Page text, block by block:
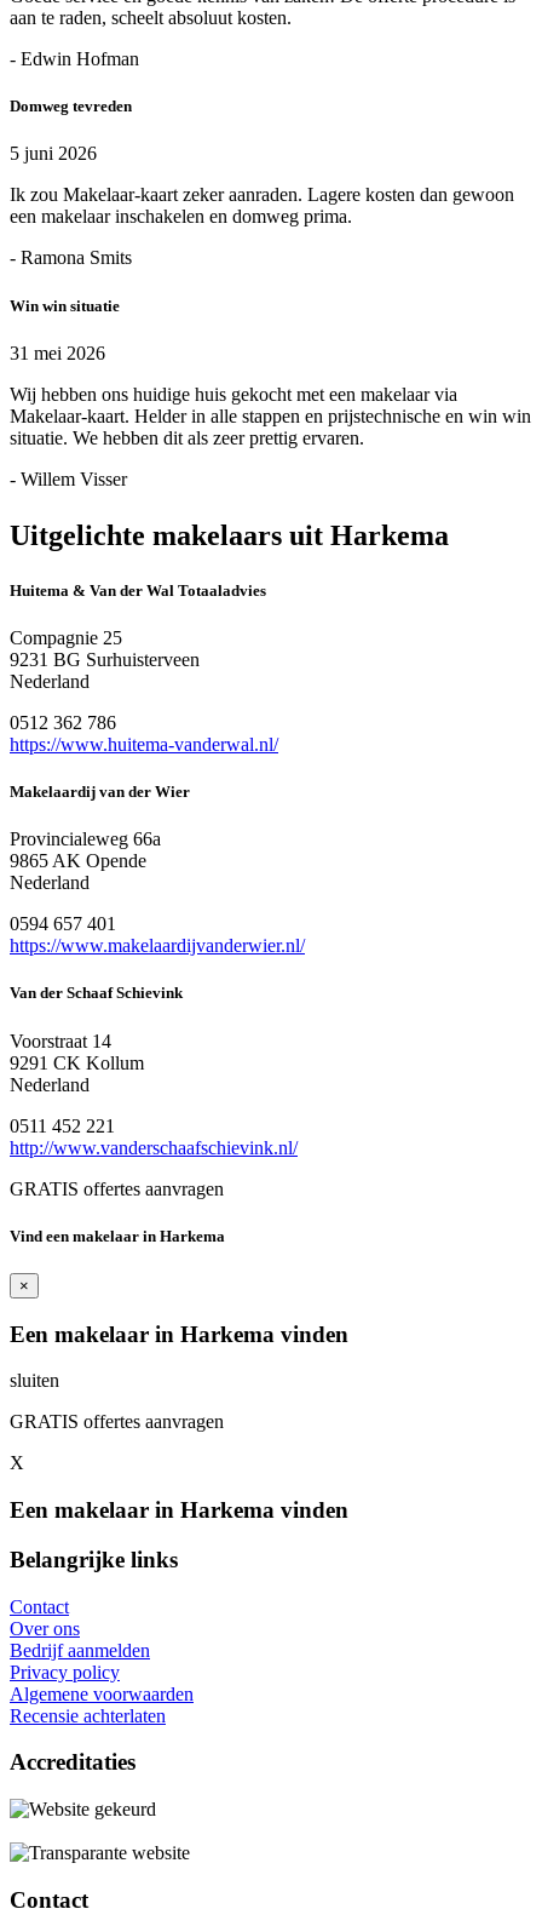
aan te raden, scheelt absoluut kosten.
- Edwin Hofman
Domweg tevreden
5 juni 2026
Ik zou Makelaar-kaart zeker aanraden. Lagere kosten dan gewoon
een makelaar inschakelen en domweg prima.
- Ramona Smits
Win win situatie
31 mei 2026
Wij hebben ons huidige huis gekocht met een makelaar via
Makelaar-kaart. Helder in alle stappen en prijstechnische en win win
situatie. We hebben dit als zeer prettig ervaren.
- Willem Visser
Uitgelichte makelaars uit Harkema
Huitema & Van der Wal Totaaladvies
Compagnie 25
9231 BG Surhuisterveen
Nederland
0512 362 786
https://www.huitema-vanderwal.nl/
Makelaardij van der Wier
Provincialeweg 66a
9865 AK Opende
Nederland
0594 657 401
https://www.makelaardijvanderwier.nl/
Van der Schaaf Schievink
Voorstraat 14
9291 CK Kollum
Nederland
0511 452 221
http://www.vanderschaafschievink.nl/
GRATIS offertes aanvragen
Vind een makelaar in Harkema
×
Een makelaar in Harkema vinden
sluiten
GRATIS offertes aanvragen
X
Een makelaar in Harkema vinden
Belangrijke links
Contact
Over ons
Bedrijf aanmelden
Privacy policy
Algemene voorwaarden
Recensie achterlaten
Accreditaties
Contact